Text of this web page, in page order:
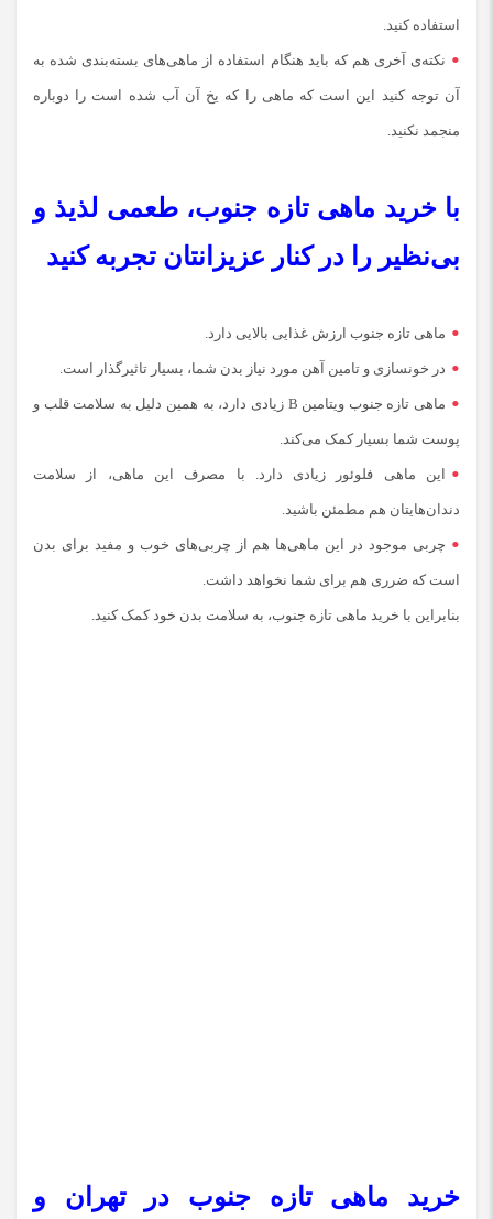
استفاده کنید.
نکته‌ی آخری هم که باید هنگام استفاده از ماهی‌های بسته‌بندی شده به
آن توجه کنید این است که ماهی را که یخ آن آب شده است را دوباره
منجمد نکنید.
با خرید ماهی تازه جنوب، طعمی لذیذ و
بی‌نظیر را در کنار عزیزانتان تجربه کنید
ماهی تازه جنوب ارزش غذایی بالایی دارد.
در خونسازی و تامین آهن مورد نیاز بدن شما، بسیار تاثیرگذار است.
ماهی تازه جنوب ویتامین B زیادی دارد، به همین دلیل به سلامت قلب و
پوست شما بسیار کمک می‌کند.
این ماهی فلوئور زیادی دارد. با مصرف این ماهی، از سلامت
دندان‌هایتان هم مطمئن باشید.
چربی موجود در این ماهی‌ها هم از چربی‌های خوب و مفید برای بدن
است که ضرری هم برای شما نخواهد داشت.
بنابراین با خرید ماهی تازه جنوب، به سلامت بدن خود کمک کنید.
خرید ماهی تازه جنوب در تهران و